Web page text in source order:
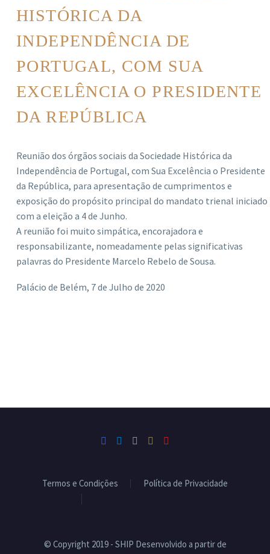
HISTÓRICA DA
INDEPENDÊNCIA DE
PORTUGAL, COM SUA
EXCELÊNCIA O PRESIDENTE
DA REPÚBLICA
Reunião dos órgãos sociais da Sociedade Histórica da
Independência de Portugal, com Sua Excelência o Presidente
da República, para apresentação de cumprimentos e
exposição do propósito principal do mandato trienal iniciado
com a eleição a 4 de Junho.
A reunião foi muito simpática, encorajadora e
responsabilizante, nomeadamente pelas significativas
palavras do Presidente Marcelo Rebelo de Sousa.
Palácio de Belém, 7 de Julho de 2020
Termos e Condições
Política de Privacidade
© Copyright 2019 - SHIP Desenvolvido a partir de